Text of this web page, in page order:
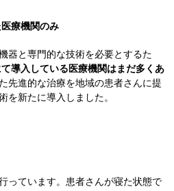
療機関のみ
器と専門的な技術を必要とするた
て導入している医療機関はまだ多くあ
先進的な治療を地域の患者さんに提
を新たに導入しました。
っています。患者さんが寝た状態で